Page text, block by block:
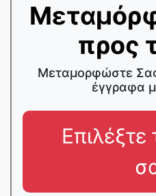
προς
Μεταμορφώστε
έγγραφα
Επιλέξτε